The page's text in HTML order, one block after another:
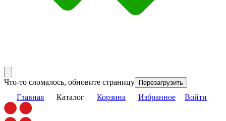
Что-то сломалось, обновите страницу Перезагрузить
Главная Каталог Корзина Избранное Войти